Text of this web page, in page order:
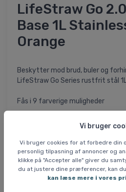
Vi bruger
Vi bruger cookies for at forbedre din
personlig tilpasning af annoncer og
klikke på "Accepter alle" giver du
du at justere dine præferencer, kan
kan læse mere i vores
LifeStraw Go
Base 1L
Orange
Beskytter mod brud, buler og
LifeStraw Go Series rustfrit stål
Fås i 9 farverige muligheder
Fremstillet af højkvalitets silikone
Ved hvert køb får et barn i nød
et år
LifeStraw er en B Corp og